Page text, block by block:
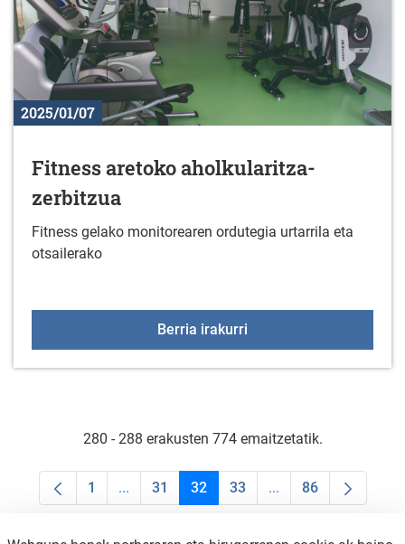
2025/01/07
Fitness aretoko aholkularitza-
zerbitzua
Fitness gelako monitorearen ordutegia urtarrila eta
otsailerako
Berria irakurri
280 - 288 erakusten 774 emaitzetatik.
Orrialdea
1 ...Intermediate Pages Use TAB to navigate.
Orrialdea
31 Orrialdea
32 Orrialdea
33 ...Intermediate Pages
Orrialdea
86